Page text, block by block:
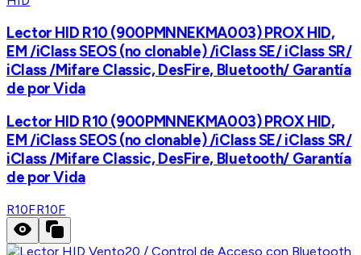
Lector HID R10 (900PMNNEKMA003) PROX HID,
EM /iClass SEOS (no clonable) /iClass SE/ iClass SR/
iClass /Mifare Classic, DesFire, Bluetooth/ Garantía
de por Vida
Lector HID R10 (900PMNNEKMA003) PROX HID,
EM /iClass SEOS (no clonable) /iClass SE/ iClass SR/
iClass /Mifare Classic, DesFire, Bluetooth/ Garantía
de por Vida
R10FR10F